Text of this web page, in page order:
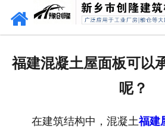
福建混凝土屋面板可以
呢？
在建筑结构中，混凝土福建